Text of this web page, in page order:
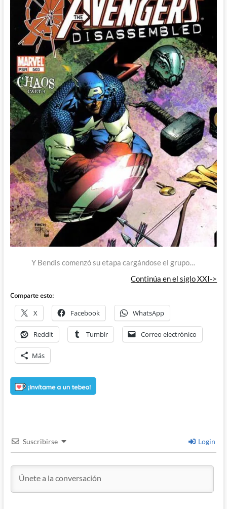
Y Bendis comenzó su etapa cargándose el grupo…
Continúa en el siglo XXI->
Comparte esto:
X Facebook WhatsApp
Reddit Tumblr Correo electrónico
Más
Suscribirse Login